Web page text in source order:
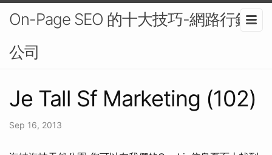
On-Page SEO 的十大技巧-網路行銷
公司
Je Tall Sf Marketing (102)
Sep 16, 2013